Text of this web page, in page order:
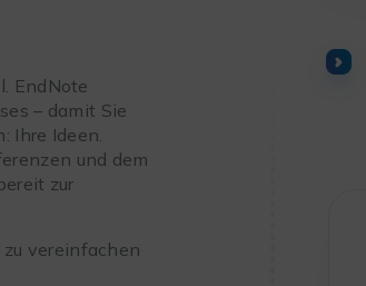
EndNote
– damit Sie
Ihre Ideen.
und dem
zur
zu vereinfachen